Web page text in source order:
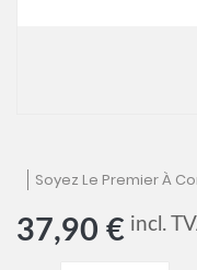
Soyez Le Premier À
37,90 € incl.
Skip
to
the
beginning